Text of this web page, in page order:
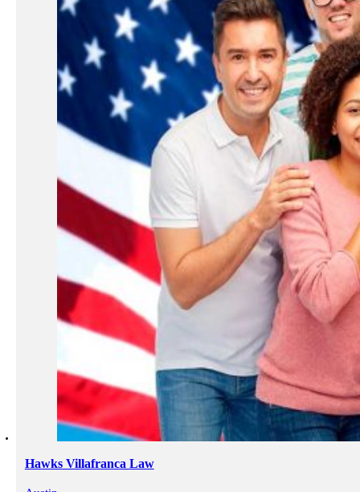
Hawks Villafranca Law